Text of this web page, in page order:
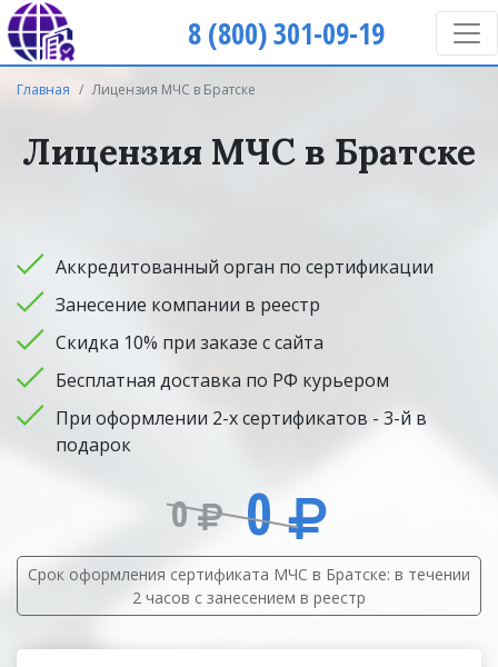
8 (800) 301-09-19
Главная Лицензия МЧС в Братске
Лицензия МЧС в Братске
Аккредитованный орган по сертификации
Занесение компании в реестр
Скидка 10% при заказе с сайта
Бесплатная доставка по РФ курьером
При оформлении 2-х сертификатов - 3-й в
подарок
0 0
Срок оформления сертификата МЧС в Братске: в течении
2 часов с занесением в реестр